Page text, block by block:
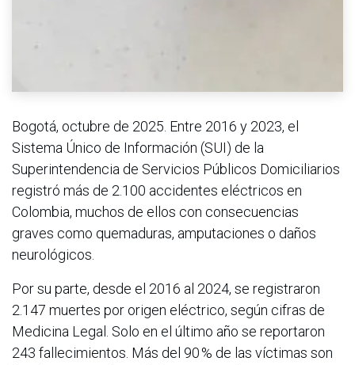
Bogotá, octubre de 2025. Entre 2016 y 2023, el
Sistema Único de Información (SUI) de la
Superintendencia de Servicios Públicos Domiciliarios
registró más de 2.100 accidentes eléctricos en
Colombia, muchos de ellos con consecuencias
graves como quemaduras, amputaciones o daños
neurológicos.
Por su parte, desde el 2016 al 2024, se registraron
2.147 muertes por origen eléctrico, según cifras de
Medicina Legal. Solo en el último año se reportaron
243 fallecimientos. Más del 90 % de las víctimas son